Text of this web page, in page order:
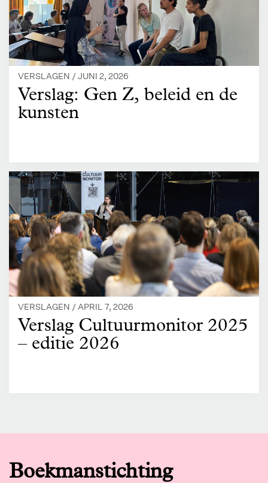
VERSLAGEN /JUNI 2, 2026
Verslag: Gen Z, beleid en de
kunsten
VERSLAGEN /APRIL 7, 2026
Verslag Cultuurmonitor 2025
– editie 2026
Boekmanstichting